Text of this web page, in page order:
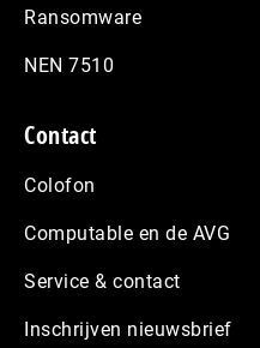
Ransomware
NEN 7510
Contact
Colofon
Computable en de AVG
Service & contact
Inschrijven nieuwsbrief